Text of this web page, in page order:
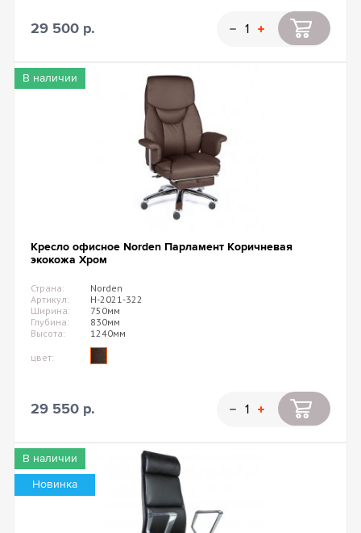
29 500 р.
В наличии
Кресло офисное Norden Парламент Коричневая
экокожа Хром
Страна:
Norden
Артикул:
H-2021-322
Ширина:
750мм
Глубина:
830мм
Высота:
1240мм
цвет:
29 550 р.
Новинка
В наличии